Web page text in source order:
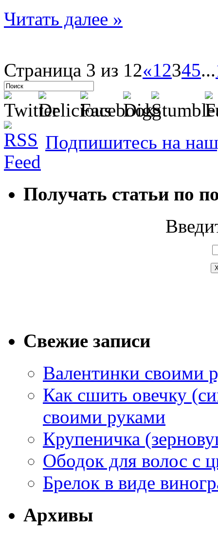
Читать далее »
Страница 3 из 12«12345...
Подпишитесь на
Получать статьи по
Свежие записи
Валентинки своими
Как сшить овечку
своими руками
Крупеничка
Ободок для волос с
Брелок в виде
Архивы